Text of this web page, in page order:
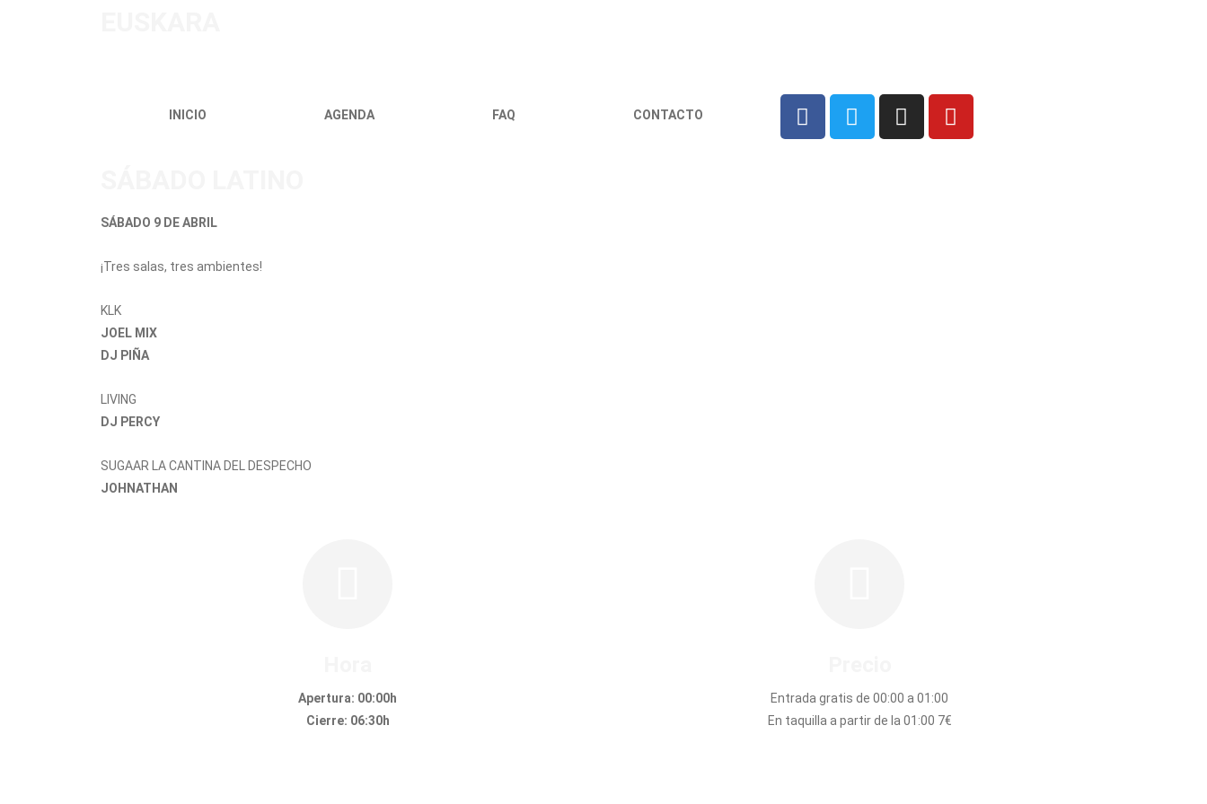
INICIO AGENDA FAQ CONTACTO
SÁBADO 9 DE ABRIL
¡Tres salas, tres ambientes!
KLK
JOEL MIX
DJ PIÑA
LIVING
DJ PERCY
SUGAAR LA CANTINA DEL DESPECHO
JOHNATHAN
Apertura: 00:00h
Cierre: 06:30h
Entrada gratis de 00:00 a 01:00
En taquilla a partir de la 01:00 7€